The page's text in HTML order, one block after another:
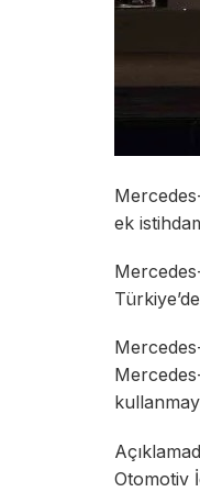
ek
Otomotiv